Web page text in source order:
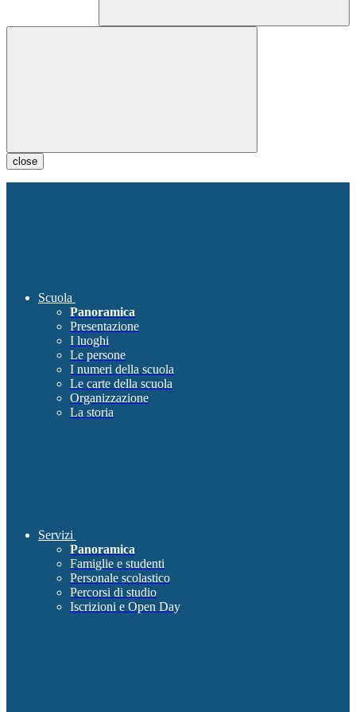
close
Scuola
Panoramica
Presentazione
I luoghi
Le persone
I numeri della scuola
Le carte della scuola
Organizzazione
La storia
Servizi
Panoramica
Famiglie e studenti
Personale scolastico
Percorsi di studio
Iscrizioni e Open Day